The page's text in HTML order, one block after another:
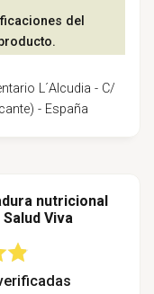
del
L´Alcudia - C/
- España
nutricional
Viva